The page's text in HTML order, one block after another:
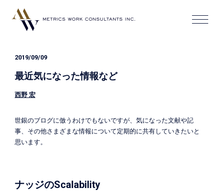
2019/09/09
最近気になった情報など
西野 宏
世銀のブログに倣うわけでもないですが、気になった文献や記
事、その他さまざまな情報について定期的に共有していきたいと
思います。
ナッジのScalability